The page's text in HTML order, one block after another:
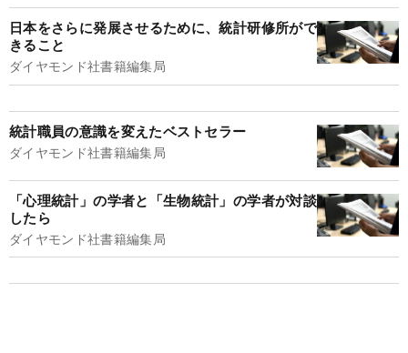
日本をさらに発展させるために、統計研修所がで
きること
ダイヤモンド社書籍編集局
統計職員の意識を変えたベストセラー
ダイヤモンド社書籍編集局
「心理統計」の学者と「生物統計」の学者が対談
したら
ダイヤモンド社書籍編集局